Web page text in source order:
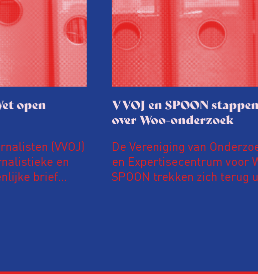
open
(VVOJ)
en
brief
voorbarig,
VVOJ en SPOON
over Woo-onderzoek
De Vereniging van
en Expertisecentrum voor
SPOON trekken zich terug